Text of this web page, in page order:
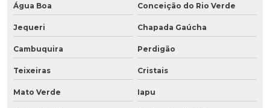
Água Boa Conceição do Rio Verde
Jequeri Chapada Gaúcha
Cambuquira Perdigão
Teixeiras Cristais
Mato Verde Iapu